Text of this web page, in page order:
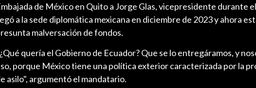
de México en Quito a Jorge Glas, vicepresidente durante
a la sede diplomática mexicana en diciembre de 2023 y ahora
malversación de fondos.
quería el Gobierno de Ecuador? Que se lo entregáramos, y
porque México tiene una política exterior caracterizada por la
asilo", argumentó el mandatario.